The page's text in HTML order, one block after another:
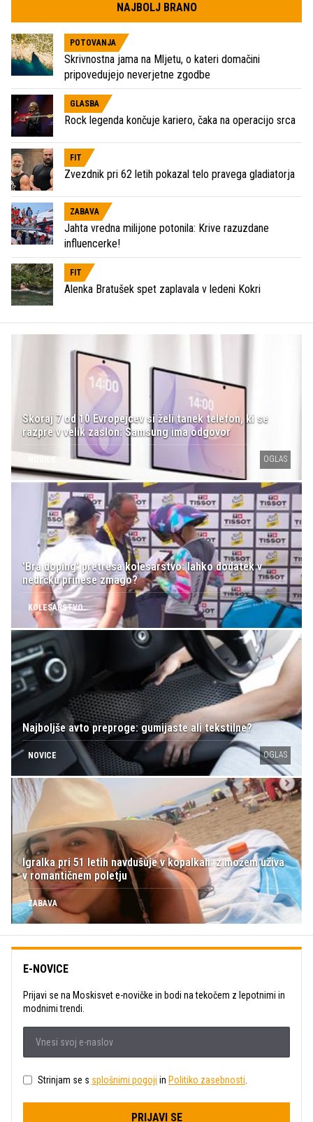
NAJBOLJ BRANO
POTOVANJA
Skrivnostna jama na Mljetu, o kateri domačini
pripovedujejo neverjetne zgodbe
GLASBA
Rock legenda končuje kariero, čaka na operacijo srca
FIT
Zvezdnik pri 62 letih pokazal telo pravega gladiatorja
ZABAVA
Jahta vredna milijone potonila: Krive razuzdane
influencerke!
FIT
Alenka Bratušek spet zaplavala v ledeni Kokri
Skoraj 7 od 10 Evropejcev si želi tanek telefon, ki se
razpre v velik zaslon: Samsung ima odgovor
OGLAS
'Bra doping' pretresa kolesarstvo: lahko dodatek v
nedrčku prinese zmago?
KOLESARSTVO
Najboljše avto preproge: gumijaste ali tekstilne?
NOVICE OGLAS
Igralka pri 51 letih navdušuje v kopalkah: z možem uživa
v romantičnem poletju
ZABAVA
E-NOVICE
Prijavi se na Moskisvet e-novičke in bodi na tekočem z lepotnimi in
modnimi trendi.
Strinjam se s splošnimi pogoji in Politiko zasebnosti
PRIJAVI SE